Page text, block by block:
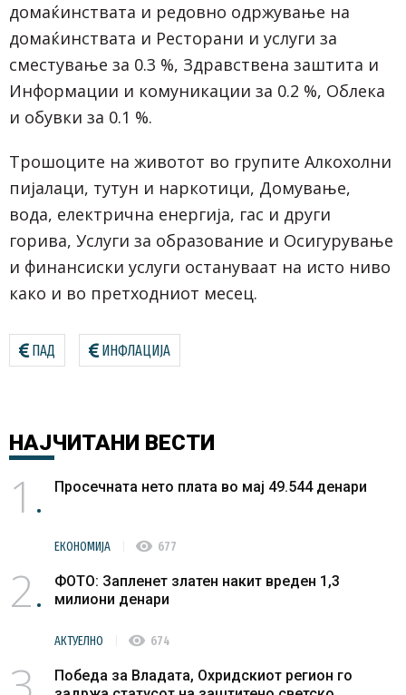
домаќинствата и редовно одржување на
домаќинствата и Ресторани и услуги за
сместување за 0.3 %, Здравствена заштита и
Информации и комуникации за 0.2 %, Облека
и обувки за 0.1 %.
Трошоците на животот во групите Алкохолни
пијалаци, тутун и наркотици, Домување,
вода, електрична енергија, гас и други
горива, Услуги за образование и Осигурување
и финансиски услуги остануваат на исто ниво
како и во претходниот месец.
ПАД ИНФЛАЦИЈА
НАЈЧИТАНИ ВЕСТИ
1 Просечната нето плата во мај 49.544 денари
ЕКОНОМИЈА visibility 677
2
ФОТО: Запленет златен накит вреден 1,3
милиони денари
АКТУЕЛНО visibility 674
Победа за Владата, Охридскиот регион го